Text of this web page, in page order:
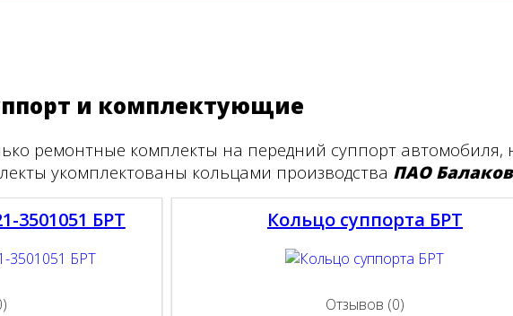
и комплектующие
ремонтные комплекты на передний суппорт
укомплектованы кольцами производства ПАО
3501051 БРТ Кольцо суппорта БРТ
Отзывов (0)